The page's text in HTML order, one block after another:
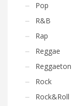
Pop
R&B
Rap
Reggae
Reggaeton
Rock
Rock&Roll